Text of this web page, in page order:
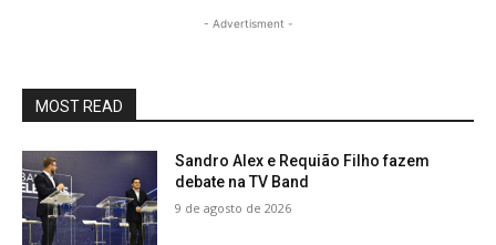
- Advertisment -
MOST READ
Sandro Alex e Requião Filho fazem
debate na TV Band
9 de agosto de 2026